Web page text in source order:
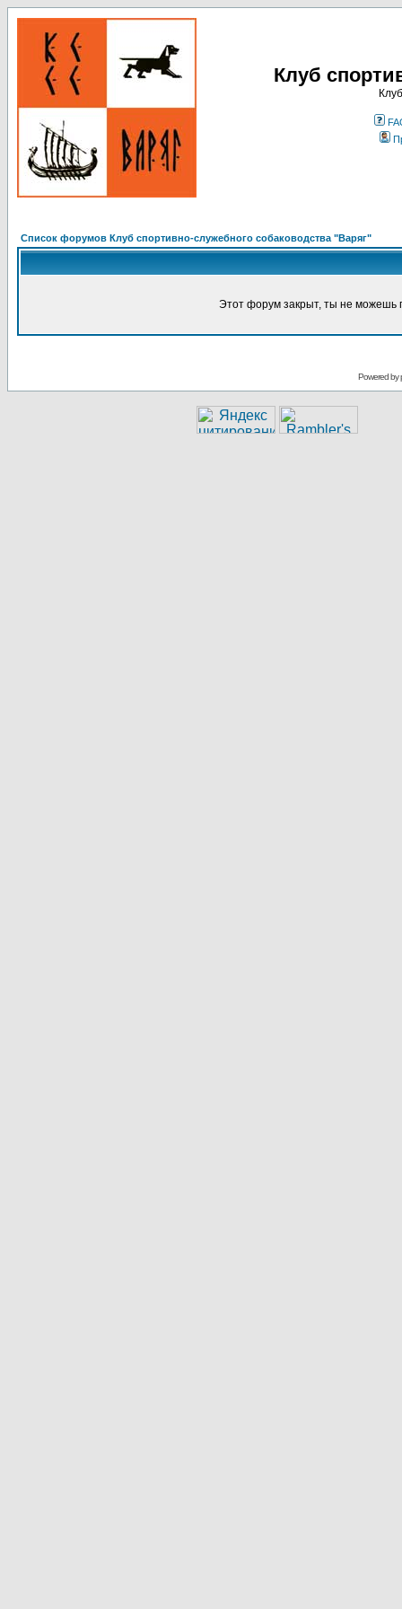
Клуб
Список форумов Клуб спортивно-служебного собаководства "Варяг"
Этот форум закрыт, ты не можешь
Powered by